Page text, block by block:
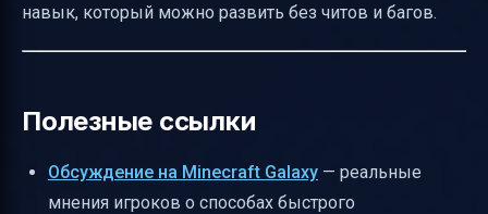
навык, который можно развить без читов и багов.
Полезные ссылки
Обсуждение на Minecraft Galaxy — реальные
мнения игроков о способах быстрого